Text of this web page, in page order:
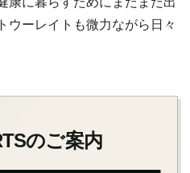
ウーレイトも微力ながら日々
のご案内